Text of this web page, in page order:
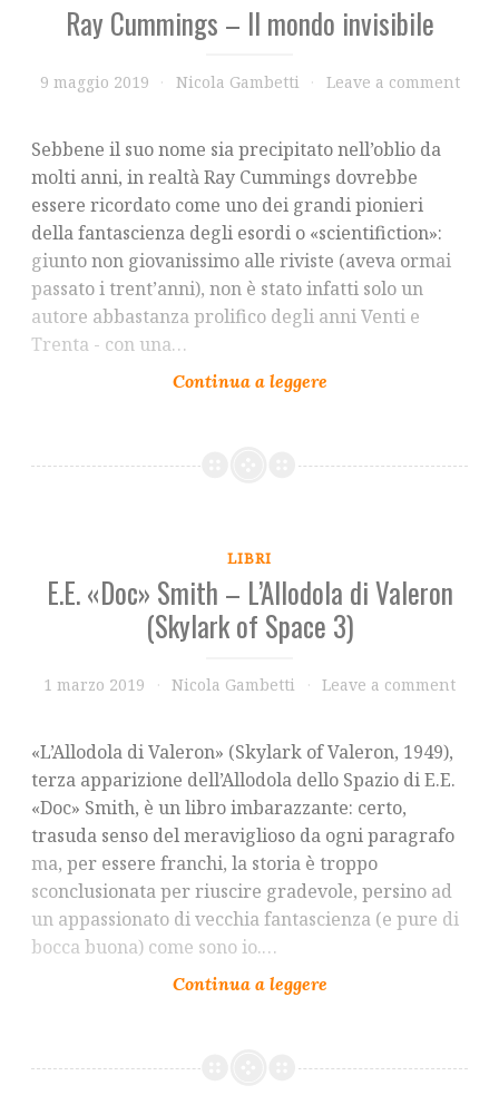
Ray Cummings – Il mondo invisibile
9 maggio 2019 Nicola Gambetti Leave a comment
Sebbene il suo nome sia precipitato nell’oblio da
molti anni, in realtà Ray Cummings dovrebbe
essere ricordato come uno dei grandi pionieri
della fantascienza degli esordi o «scientifiction»:
giunto non giovanissimo alle riviste (aveva ormai
passato i trent’anni), non è stato infatti solo un
autore abbastanza prolifico degli anni Venti e
Trenta - con una…
LIBRI
E.E. «Doc» Smith – L’Allodola di Valeron
(Skylark of Space 3)
1 marzo 2019 Nicola Gambetti Leave a comment
«L’Allodola di Valeron» (Skylark of Valeron, 1949),
terza apparizione dell’Allodola dello Spazio di E.E.
«Doc» Smith, è un libro imbarazzante: certo,
trasuda senso del meraviglioso da ogni paragrafo
ma, per essere franchi, la storia è troppo
sconclusionata per riuscire gradevole, persino ad
un appassionato di vecchia fantascienza (e pure di
bocca buona) come sono io.…